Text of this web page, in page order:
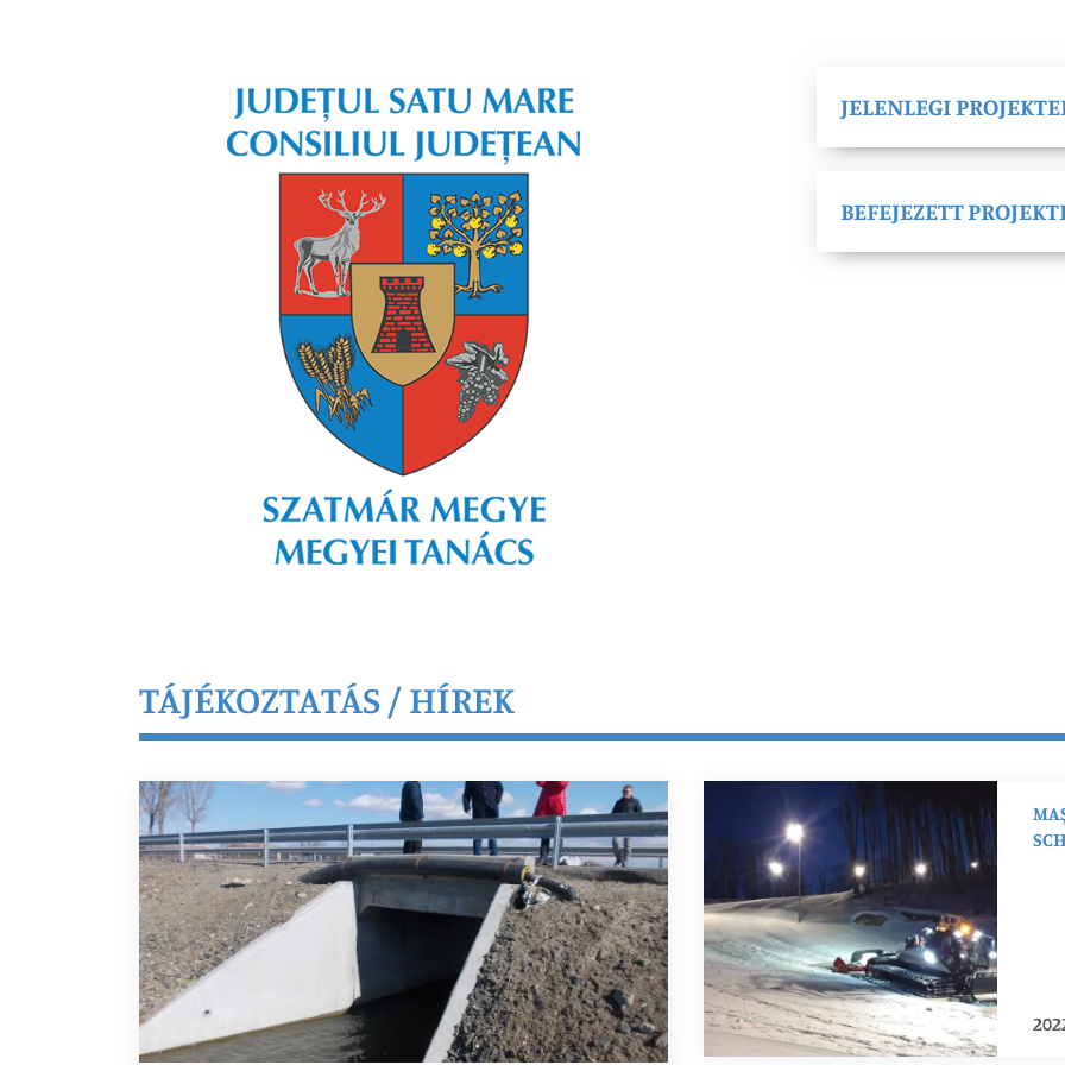
JELENLEGI
BEFEJEZETT
TÁJÉKOZTATÁS / HÍREK